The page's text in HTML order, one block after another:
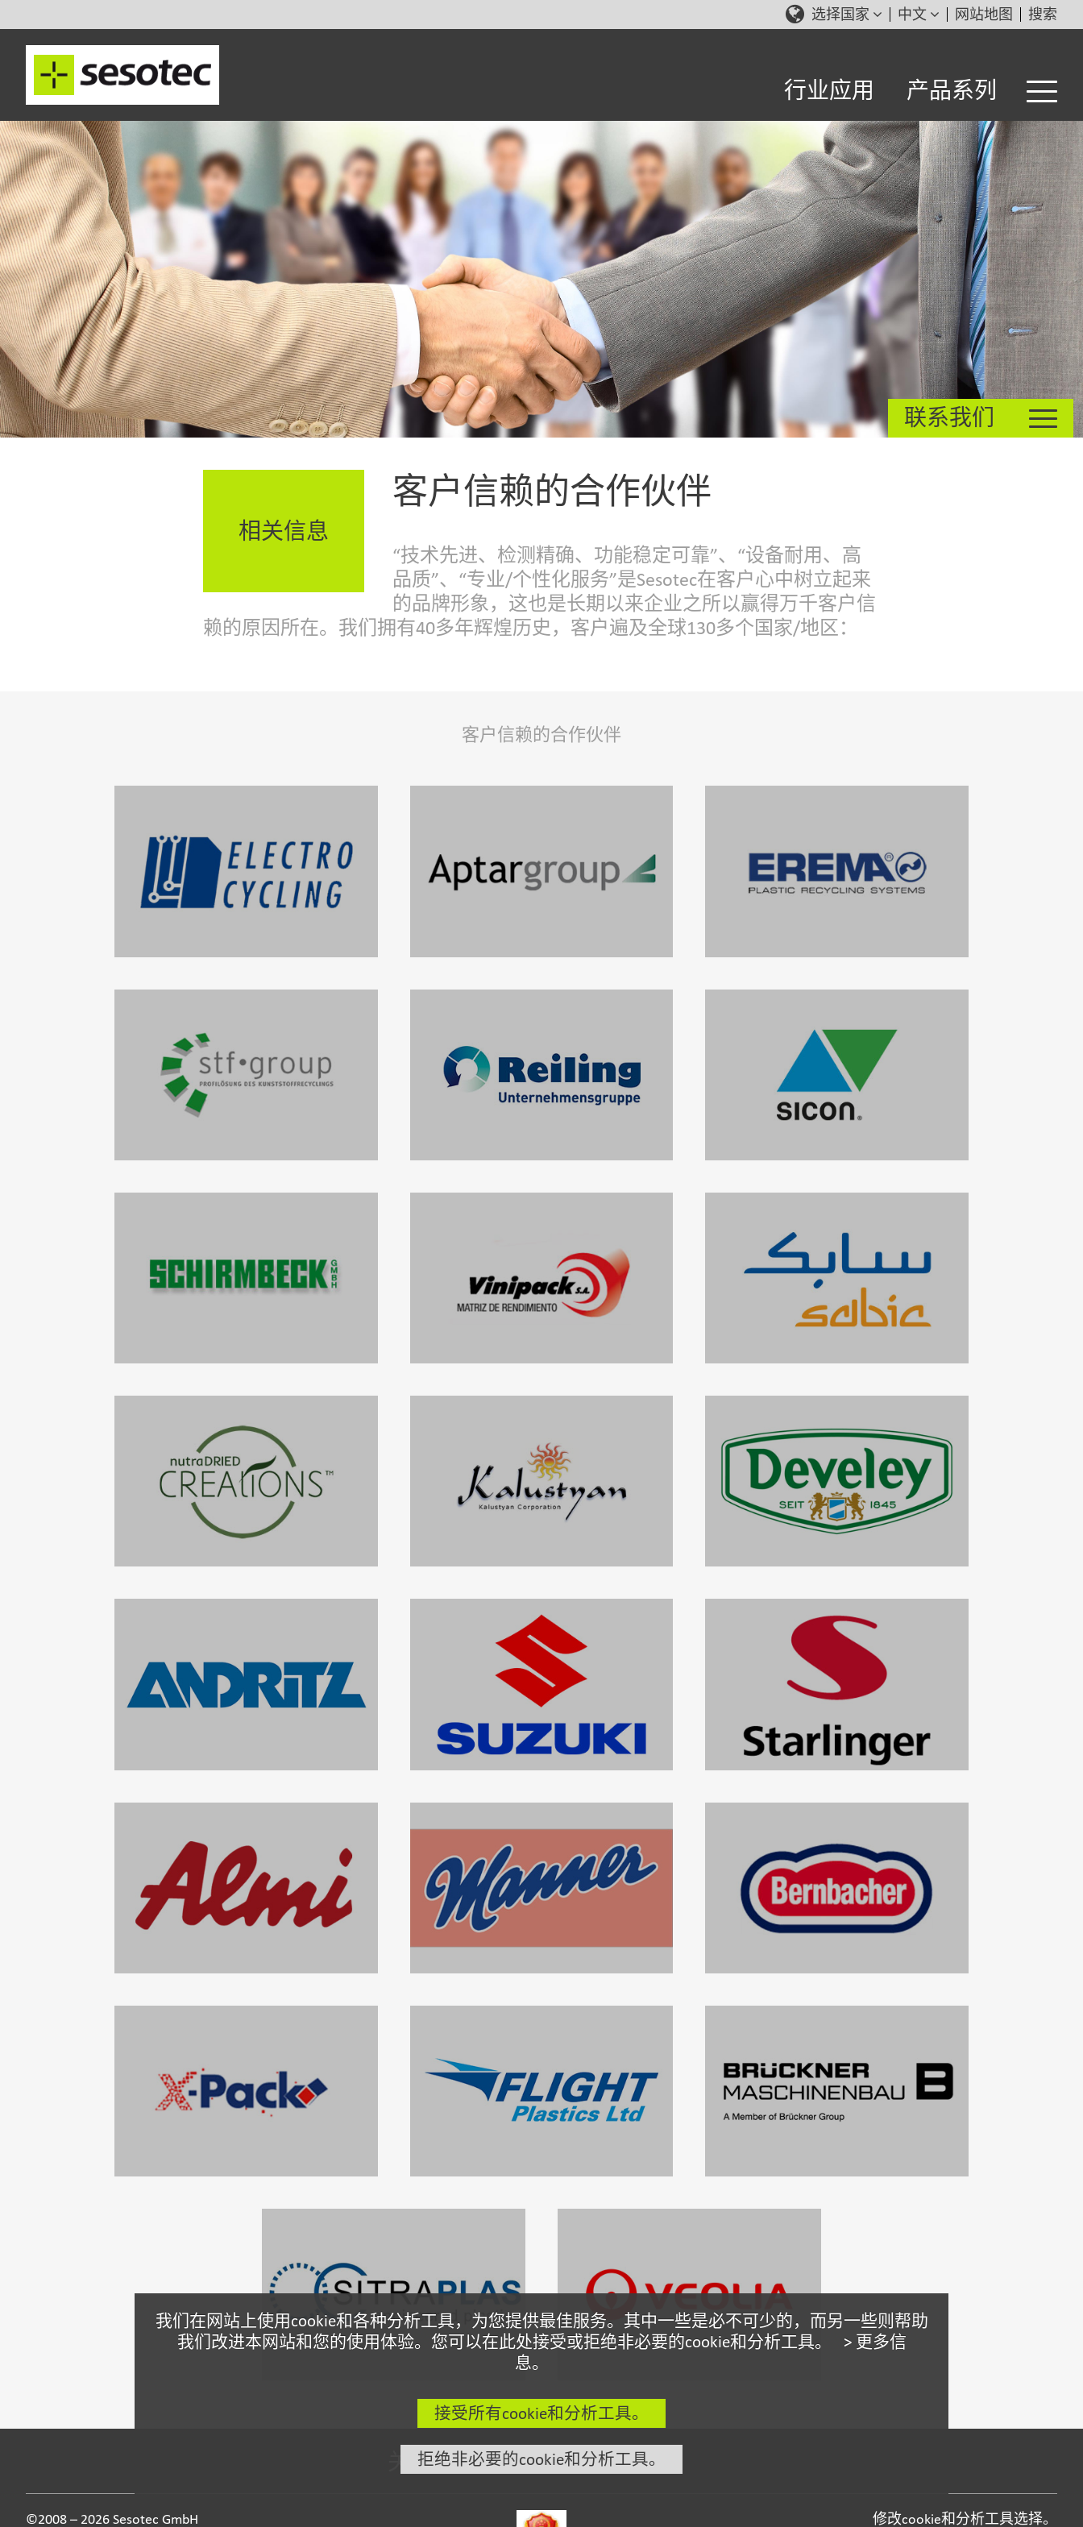
选择国家 中文 网站地图 搜索
行业应用 产品系列
联系我们
相关信息
客户信赖的合作伙伴
“技术先进、检测精确、功能稳定可靠”、“设备耐用、高
品质”、“专业/个性化服务”是Sesotec在客户心中树立起来
的品牌形象，这也是长期以来企业之所以赢得万千客户信
赖的原因所在。我们拥有40多年辉煌历史，客户遍及全球130多个国家/地区：
客户信赖的合作伙伴
关注我们:
©2008 – 2026 Sesotec GmbH 修改cookie和分析工具选择。
我们在网站上使用cookie和各种分析工具，为您提供最佳服务。其中一些是必不可少的，而另一些则帮助
我们改进本网站和您的使用体验。您可以在此处接受或拒绝非必要的cookie和分析工具。 > 更多信
息。
接受所有cookie和分析工具。
拒绝非必要的cookie和分析工具。